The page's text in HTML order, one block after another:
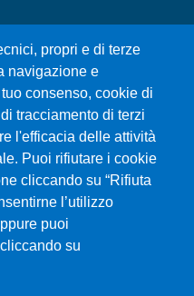
propri e di terze
navigazione e
consenso, cookie di
tracciamento di terzi
l'efficacia delle attività
Puoi rifiutare i cookie
cliccando su “Rifiuta
l’utilizzo
puoi
su